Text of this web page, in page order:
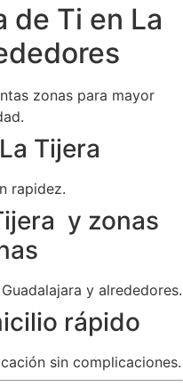
de Ti en La
zonas para mayor
Tijera
rapidez.
y zonas
y alrededores.
rápido
sin complicaciones.